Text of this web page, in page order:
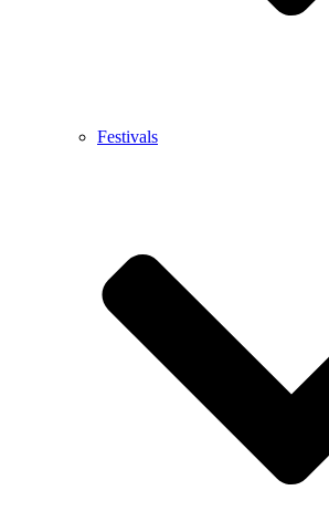
Festivals